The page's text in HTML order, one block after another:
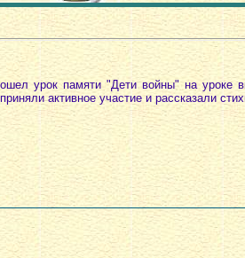
урок памяти "Дети войны" на уроке
активное участие и рассказали